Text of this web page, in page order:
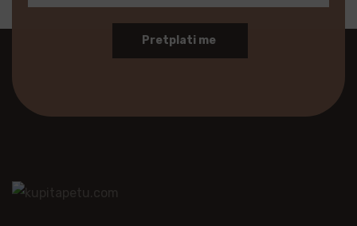
Pretplati me